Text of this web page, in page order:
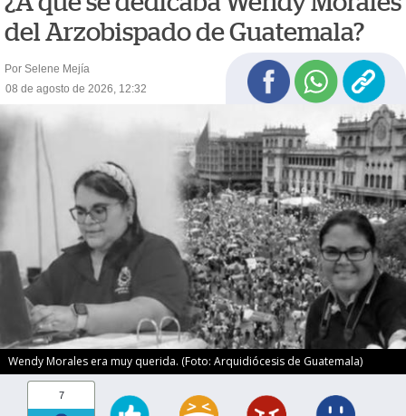
del Arzobispado de Guatemala?
Por Selene Mejía
08 de agosto de 2026, 12:32
Wendy Morales era muy querida. (Foto: Arquidiócesis de Guatemala)
7